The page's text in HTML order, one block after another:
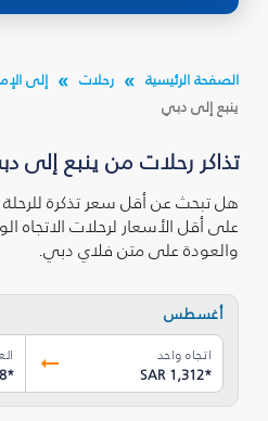
الصفحة الرئيسية رحلات
إلى
ينبع إلى دبي
تذاكر رحلات من ينبع إلى
هل تبحث عن أقل سعر تذكرة
على أقل الأسعار لرحلات الاتجاه
والعودة على متن فلاي دبي.
أغسطس
اتجاه واحد
SAR 1,312*
*